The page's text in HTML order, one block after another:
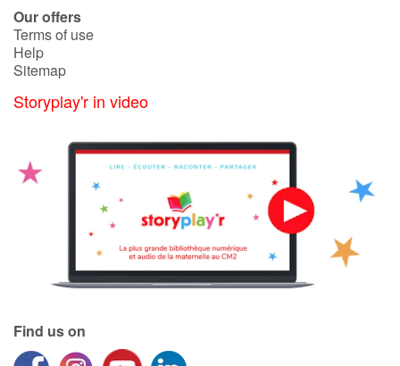
French book lists for children
Reading for children
Dyslexia and reading disorders
Our offers
Terms of use
Help
Sitemap
Storyplay'r in video
Find us on